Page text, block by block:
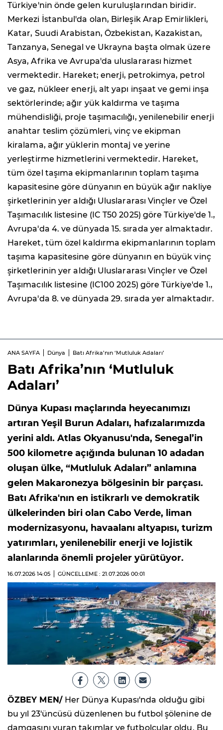
Türkiye'nin önde gelen kuruluşlarından biridir.
Merkezi İstanbul'da olan, Birleşik Arap Emirlikleri,
Katar, Suudi Arabistan, Özbekistan, Kazakistan,
Tanzanya, Senegal ve Ukrayna başta olmak üzere
Asya, Afrika ve Avrupa'da uluslararası hizmet
vermektedir. Hareket; enerji, petrokimya, petrol
ve gaz, nükleer enerji, alt yapı inşaat ve gemi inşa
sektörlerinde; ağır yük kaldırma ve taşıma
mühendisliği, proje taşımacılığı, yenilenebilir enerji
anahtar teslim çözümleri, vinç ve ekipman
kiralama, ağır yüklerin montaj ve yerine
yerleştirme hizmetlerini vermektedir. Hareket,
tüm özel taşıma ekipmanlarının toplam taşıma
kapasitesine göre dünyanın en büyük ağır nakliye
şirketlerinin yer aldığı Uluslararası Vinçler ve Özel
Taşımacılık listesine (IC T50 2025) göre Türkiye'de 1.,
Avrupa'da 4. ve dünyada 15. sırada yer almaktadır.
Hareket, tüm özel kaldırma ekipmanlarının toplam
taşıma kapasitesine göre dünyanın en büyük vinç
şirketlerinin yer aldığı Uluslararası Vinçler ve Özel
Taşımacılık listesine (IC100 2025) göre Türkiye'de 1.,
Avrupa'da 8. ve dünyada 29. sırada yer almaktadır.
ANA SAYFA Dünya Batı Afrika’nın ‘Mutluluk Adaları’
Batı Afrika’nın ‘Mutluluk
Adaları’
Dünya Kupası maçlarında heyecanımızı
artıran Yeşil Burun Adaları, hafızalarımızda
yerini aldı. Atlas Okyanusu'nda, Senegal’in
500 kilometre açığında bulunan 10 adadan
oluşan ülke, “Mutluluk Adaları” anlamına
gelen Makaronezya bölgesinin bir parçası.
Batı Afrika'nın en istikrarlı ve demokratik
ülkelerinden biri olan Cabo Verde, liman
modernizasyonu, havaalanı altyapısı, turizm
yatırımları, yenilenebilir enerji ve lojistik
alanlarında önemli projeler yürütüyor.
16.07.2026 14:05 GÜNCELLEME : 21.07.2026 00:01
ÖZBEY MEN/ Her Dünya Kupası'nda olduğu gibi
bu yıl 23'üncüsü düzenlenen bu futbol şölenine de
damgasını vuran takımlar ve futbolcular oldu. Bu